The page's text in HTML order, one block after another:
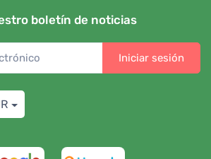
boletín de noticias
Iniciar sesión